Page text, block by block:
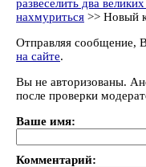
развеселить два
нахмуриться >> Новый
Отправляя сообщение,
на сайте.
Вы не авторизованы.
после проверки
Ваше имя:
Комментарий: